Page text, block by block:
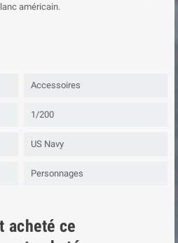
américain.
Accessoires
1/200
US Navy
Personnages
acheté ce